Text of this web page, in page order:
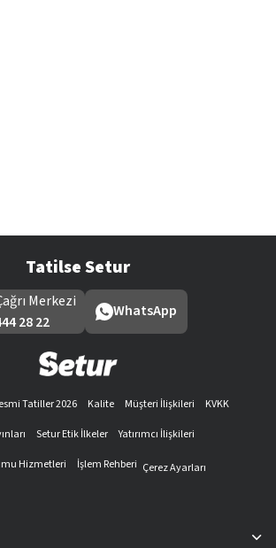
Tatilse Setur
Merkezi
28 22
WhatsApp
Tatiller 2026 Kalite Müşteri İlişkileri
KVKK
Setur Etik İlkeler
Yatırımcı İlişkileri
Hizmetleri
İşlem Rehberi Çerez Ayarları